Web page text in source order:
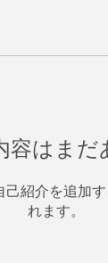
容はまだ
己紹介を追加
れます。